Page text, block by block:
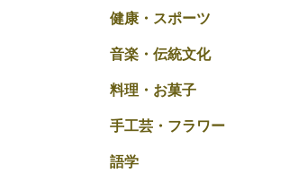
健康・スポーツ
音楽・伝統文化
料理・お菓子
手工芸・フラワー
語学